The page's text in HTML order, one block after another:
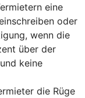
eine
oder
wenn die
über der
keine
die Rüge